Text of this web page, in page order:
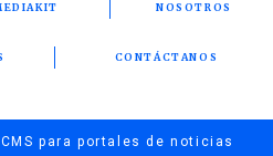
NOSOTROS
CONTÁCTANOS
CMS para portales de noticias